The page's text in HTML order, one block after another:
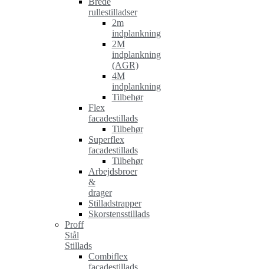
rullestilladser
2m
indplankning
2M
indplankning
(AGR)
4M
indplankning
Tilbehør
Flex
facadestillads
Tilbehør
Superflex
facadestillads
Tilbehør
Arbejdsbroer
&
drager
Stilladstrapper
Skorstensstillads
Proff
Stål
Stillads
Combiflex
facadestillads